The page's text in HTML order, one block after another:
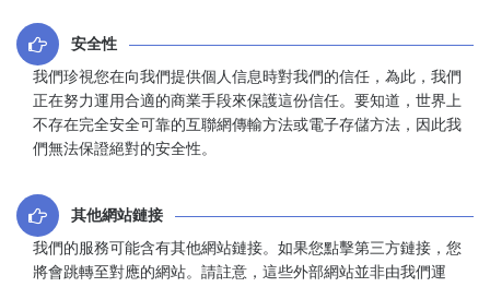
安全性
我們珍視您在向我們提供個人信息時對我們的信任，為此，我們
正在努力運用合適的商業手段來保護這份信任。要知道，世界上
不存在完全安全可靠的互聯網傳輸方法或電子存儲方法，因此我
們無法保證絕對的安全性。
其他網站鏈接
我們的服務可能含有其他網站鏈接。如果您點擊第三方鏈接，您
將會跳轉至對應的網站。請註意，這些外部網站並非由我們運